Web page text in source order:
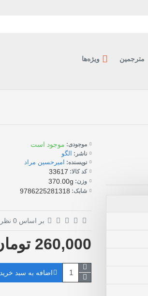
مترجمین ویژه‌ها
موجودی: موجود است
ناشر: الگو
نویسنده: امیرحسین مراد
کد کالا: 33617
وزن: 370.00g
شابک: 9786225281318
بر اساس 0 نظر
260,000 تومان
اضافه به سبد خرید